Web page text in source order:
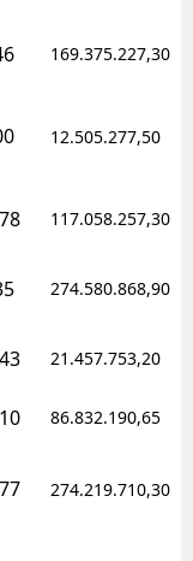
169.375.227,30
12.505.277,50
117.058.257,30
274.580.868,90
21.457.753,20
86.832.190,65
274.219.710,30